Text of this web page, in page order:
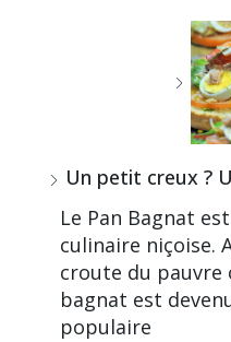
Un petit creux ?
Le Pan Bagnat
culinaire niçoise.
croute du pauvre
bagnat est
populaire